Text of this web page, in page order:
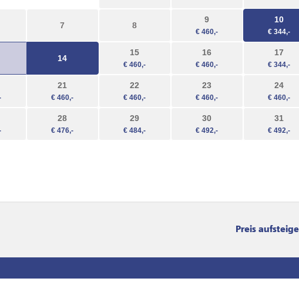
7 8
9 10
14
15 16 17
21 22 23 24
28 29 30 31
Sortierung